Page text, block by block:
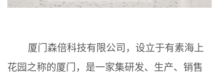
厦门森倍科技有限公司，设立于有素海上
花园之称的厦门，是一家集研发、生产、销售